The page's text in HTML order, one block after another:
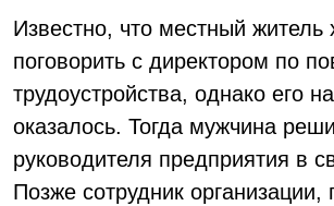
Известно, что местный житель
поговорить с директором по
трудоустройства, однако его
оказалось. Тогда мужчина
руководителя предприятия в
Позже сотрудник